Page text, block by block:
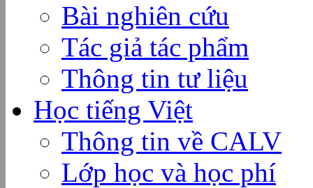
Bài nghiên cứu
Tác giả tác phẩm
Thông tin tư liệu
Học tiếng Việt
Thông tin về CALV
Lớp học và học phí